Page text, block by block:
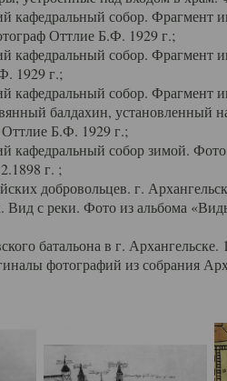
собор. Фрагмент
Оттлие Б.Ф. 1929 г.;
собор. Фрагмент
1929 г.;
собор. Фрагмент
балдахин, установленный
Б.Ф. 1929 г.;
собор зимой.
г. ;
добровольцев. г.
с реки. Фото из альбома
батальона в г.
фотографий из собрания